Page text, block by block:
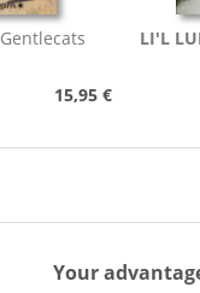
Gentlecats
15,95 €
LI'L
Your